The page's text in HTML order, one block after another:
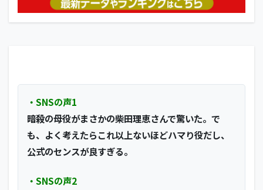
・SNSの声1
暗殺の母役がまさかの柴田理恵さんで驚いた。で
も、よく考えたらこれ以上ないほどハマり役だし、
公式のセンスが良すぎる。
・SNSの声2